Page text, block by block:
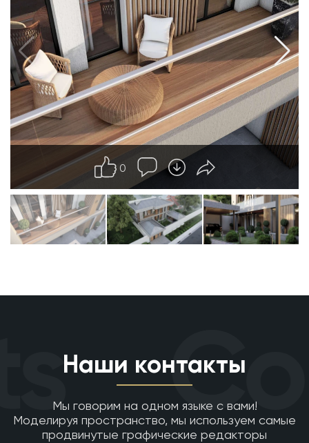
0
Наши контакты
Мы говорим на одном языке с вами!
Моделируя пространство, мы используем самые
продвинутые графические редакторы